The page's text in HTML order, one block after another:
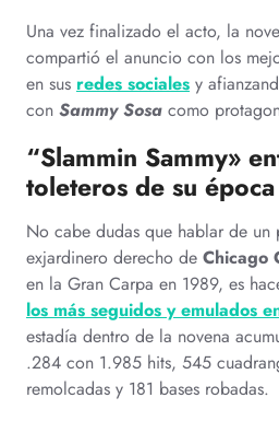
Una vez finalizado el acto, la
compartió el anuncio con los
en sus redes sociales y
con Sammy Sosa como
“Slammin Sammy»
toleteros de su época
No cabe dudas que hablar de
exjardinero derecho de Chicago
en la Gran Carpa en 1989, es
los más seguidos y emulados
estadía dentro de la novena
.284 con 1.985 hits, 545
remolcadas y 181 bases robadas.